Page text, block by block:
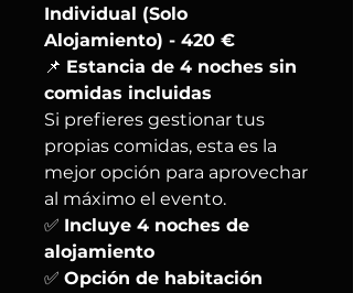
Individual (Solo
Alojamiento) - 420 €
📌 Estancia de 4 noches sin
comidas incluidas
Si prefieres gestionar tus
propias comidas, esta es la
mejor opción para aprovechar
al máximo el evento.
✅ Incluye 4 noches de
alojamiento
✅ Opción de habitación